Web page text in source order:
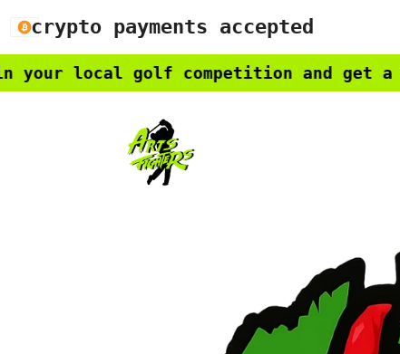
crypto payments accepted
golf competition and get a free